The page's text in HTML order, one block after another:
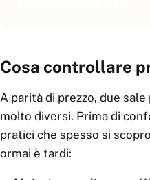
Cosa controllare
A parità di prezzo, due
molto diversi. Prima di
pratici che spesso si
ormai è tardi: